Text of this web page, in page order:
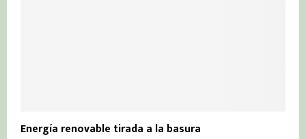
Energía renovable tirada a la basura